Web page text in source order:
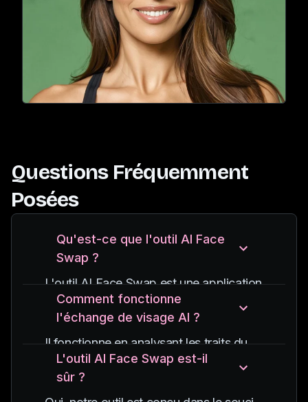
Questions Fréquemment
Posées
Qu'est-ce que l'outil AI Face
Swap ?
L'outil AI Face Swap est une application
qui utilise des algorithmes d'IA avancés
pour remplacer les visages sur les
photos tout en conservant le réalisme et
la précision.
Comment fonctionne
l'échange de visage AI ?
Il fonctionne en analysant les traits du
visage, l'éclairage et les expressions
des visages dans les images, puis en les
échangeant de manière transparente
L'outil AI Face Swap est-il
sûr ?